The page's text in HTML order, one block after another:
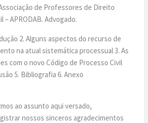
de Professores de Direito
– APRODAB. Advogado.
2. Alguns aspectos do recurso de
na atual sistemática processual 3. As
com o novo Código de Processo Civil
5. Bibliografia 6. Anexo
ao assunto aqui versado,
nossos sinceros agradecimentos